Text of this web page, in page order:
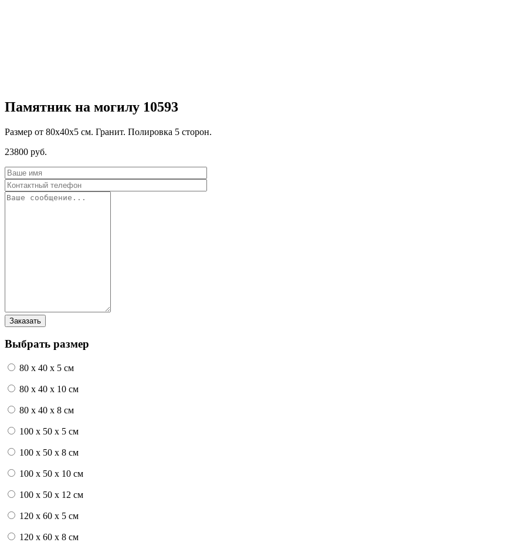
Памятник на могилу 10593
Размер от 80х40х5 см. Гранит. Полировка 5 сторон.
23800 руб.
Выбрать размер
80 x 40 x 5 см
80 x 40 x 10 см
80 x 40 x 8 см
100 x 50 x 5 см
100 х 50 х 8 см
100 x 50 x 10 см
100 x 50 x 12 см
120 x 60 x 5 см
120 x 60 x 8 см